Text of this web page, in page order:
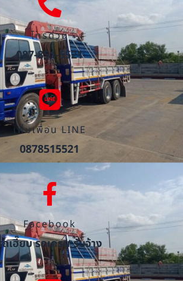
โทรด่วน
087-851-5521
เพิ่มเพื่อน LINE
0878515521
Facebook
รถเฮี๊ยบ รถเครน รับจ้าง